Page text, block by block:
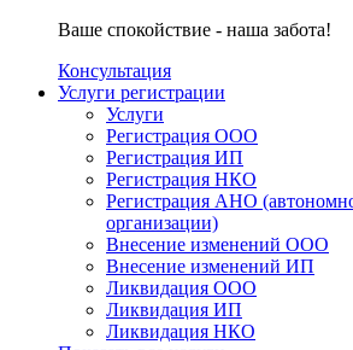
Ваше спокойствие - наша забота!
Консультация
Услуги регистрации
Услуги
Регистрация ООО
Регистрация ИП
Регистрация НКО
Регистрация АНО
организации)
Внесение изменений ООО
Внесение изменений ИП
Ликвидация ООО
Ликвидация ИП
Ликвидация НКО